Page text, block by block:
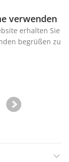
verwenden
erhalten Sie
begrüßen zu